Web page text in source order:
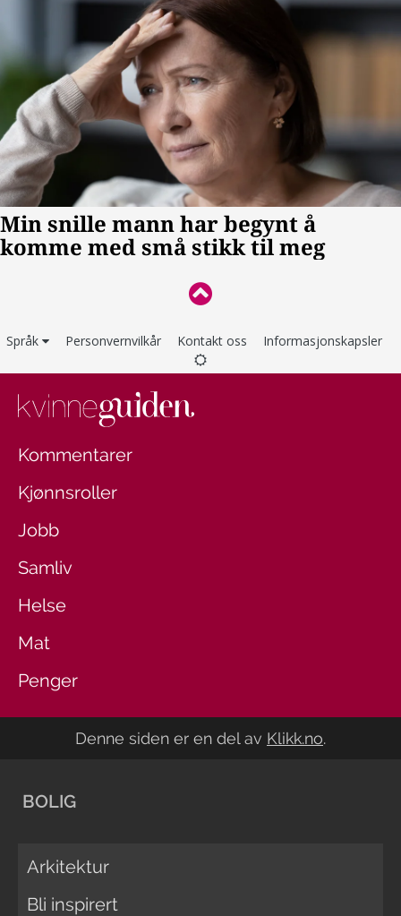
Språk Personvernvilkår Kontakt oss Informasjonskapsler
Kommentarer
Kjønnsroller
Jobb
Samliv
Helse
Mat
Penger
Denne siden er en del av Klikk.no.
BOLIG
Arkitektur
Bli inspirert